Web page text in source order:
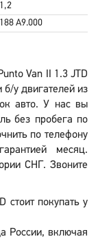
1,2
188 A9.000
Van II 1.3 JTD
у двигателей из
авто. У нас вы
без пробега по
по телефону
месяц.
СНГ. Звоните
стоит покупать у
России, включая